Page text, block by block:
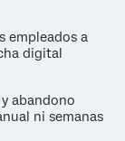
empleados a
digital
abandono
ni semanas